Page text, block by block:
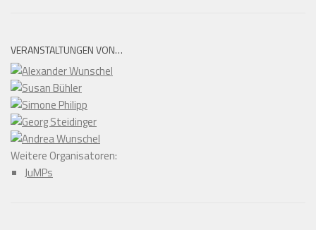
VERANSTALTUNGEN VON…
Weitere Organisatoren:
JuMPs